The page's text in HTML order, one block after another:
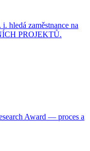
hledá zaměstnance na
PROJEKTŮ.
Award — proces a